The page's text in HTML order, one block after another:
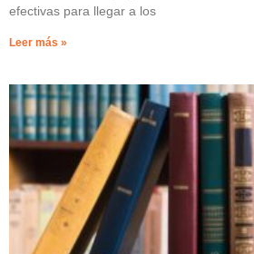
efectivas para llegar a los
Leer más »